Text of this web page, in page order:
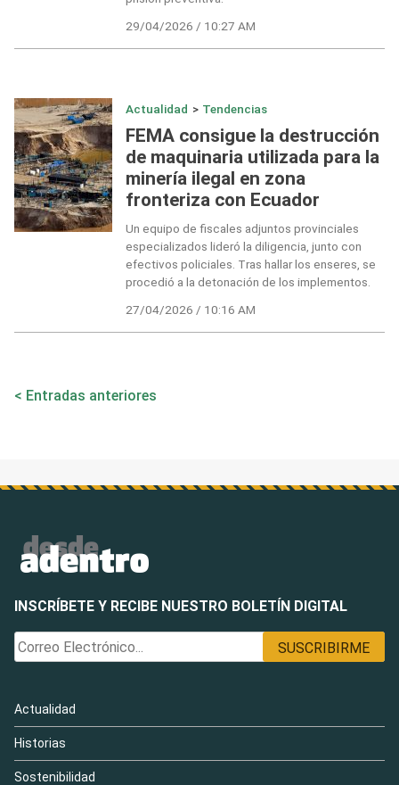
29/04/2026 / 10:27 AM
Actualidad > Tendencias
FEMA consigue la destrucción
de maquinaria utilizada para la
minería ilegal en zona
fronteriza con Ecuador
Un equipo de fiscales adjuntos provinciales
especializados lideró la diligencia, junto con
efectivos policiales. Tras hallar los enseres, se
procedió a la detonación de los implementos.
27/04/2026 / 10:16 AM
Navegación
Entradas anteriores
INSCRÍBETE Y RECIBE NUESTRO BOLETÍN DIGITAL
Actualidad
Historias
Sostenibilidad